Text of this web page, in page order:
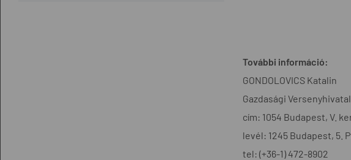
További információ:
GONDOLOVICS Katalin
Gazdasági Versenyhivatal
cím: 1054 Budapest, V.
levél: 1245 Budapest, 5.
tel: (+36-1) 472-8902